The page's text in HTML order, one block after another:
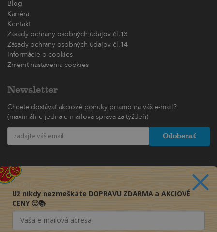
Blog
Kariéra
Kontakt
Zásady ochrany osobných údajov čl.13
Zásady ochrany osobných údajov čl.14
Informácie o cookies
Zmeniť nastavenia cookies
Newsletter
Chcete dostávať akciové ponuky priamo na váš e-mail?
(maximálne jedna e-mailová správa za týždeň)
Odoberať
Už nikdy nezmeškáte DOPRAVU ZDARMA a AKCIOVÉ
CENY 🙂📚